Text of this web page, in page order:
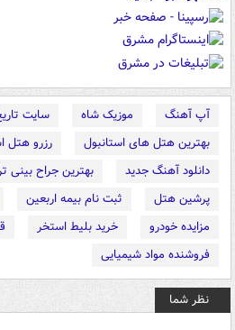
آپ آهنگ موزیک شاه
سایت
بهترین هتل های استانبول
رزرو هتل
دانلود آهنگ جدید
بهترین جراح بینی
پرشین هتل
ثبت نام بیمه اربعین
مزایده خودرو
خرید بلیط استخر
فروشنده مواد شیمیایی
نظر شما